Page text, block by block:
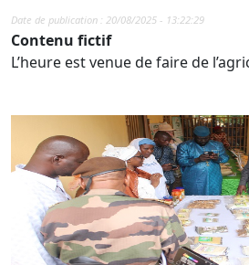
Date de publication : 20/08/2025 - 13:22:29
Contenu fictif
L’heure est venue de faire de